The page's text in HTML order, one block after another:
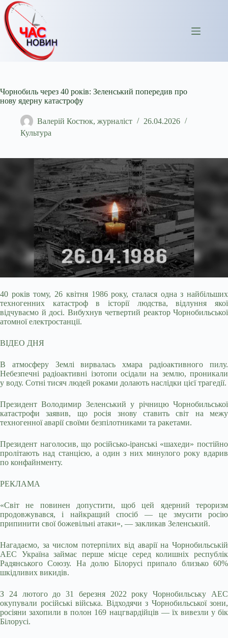
Перейти
до
вмісту
Чорнобиль через 40 років: Зеленський попередив про
нову ядерну катастрофу
Валерій Костюк, журналіст
26.04.2026
Культура
40 років тому, 26 квітня 1986 року, сталася одна з найбільших
техногенних катастроф в історії людства, відлуння якої
відчуваємо й досі. Вибухнув четвертий реактор Чорнобильської
атомної електростанції.
ВІДЕО ДНЯ
В атмосферу Землі вирвалась хмара радіоактивного пилу.
Небезпечні радіоактивні ізотопи осідали на землю, проникали
у воду. Сотні тисяч людей роками долають наслідки цієї трагедії.
Президент Володимир Зеленський у річницю Чорнобильської
катастрофи заявив, що росія знову ставить світ на межу
техногенної аварії своїми безпілотниками та ракетами.
Президент наголосив, що російсько-іранські «шахеди» постійно
пролітають над станцією, а один з них минулого року вдарив
по конфайнменту.
РЕКЛАМА
«Світ не повинен допустити, щоб цей ядерний тероризм
продовжувався, і найкращий спосіб — це змусити росію
припинити свої божевільні атаки», — закликав Зеленський.
Нагадаємо, за числом потерпілих від аварії на Чорнобильській
АЕС Україна займає перше місце серед колишніх республік
Радянського Союзу. На долю Білорусі припало близько 60%
шкідливих викидів.
З 24 лютого до 31 березня 2022 року Чорнобильську АЕС
окупували російські війська. Відходячи з Чорнобильської зони,
росіяни захопили в полон 169 нацгвардійців — їх вивезли у бік
Білорусі.